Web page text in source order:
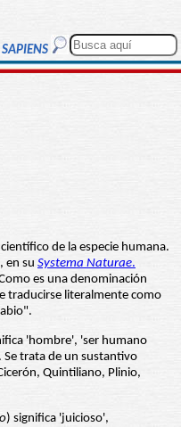
de la especie humana.
en su Systema Naturae.
es una denominación
traducirse literalmente como
'hombre', 'ser humano
trata de un sustantivo
Quintiliano, Plinio,
) significa 'juicioso',